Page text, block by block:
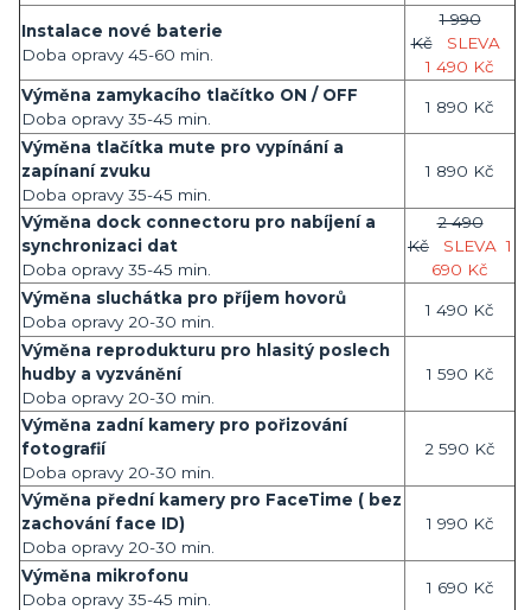
Instalace nové baterie
Doba opravy 45-60 min.
1 990
Kč
SLEVA
1 490 Kč
Výměna zamykacího tlačítko ON / OFF
Doba opravy 35-45 min.
1 890 Kč
Výměna tlačítka mute pro vypínání a
zapínaní zvuku
Doba opravy 35-45 min.
1 890 Kč
Výměna dock connectoru pro nabíjení a
synchronizaci dat
Doba opravy 35-45 min.
2 490
Kč
SLEVA 1
690 Kč
Výměna sluchátka pro příjem hovorů
Doba opravy 20-30 min.
1 490 Kč
Výměna reprodukturu pro hlasitý poslech
hudby a vyzvánění
Doba opravy 20-30 min.
1 590 Kč
Výměna zadní kamery pro pořizování
fotografií
Doba opravy 20-30 min.
2 590 Kč
Výměna přední kamery pro FaceTime ( bez
zachování face ID)
Doba opravy 20-30 min.
1 990 Kč
Výměna mikrofonu
Doba opravy 35-45 min.
1 690 Kč